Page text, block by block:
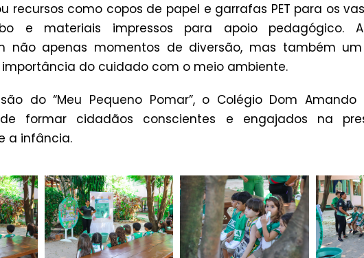
recursos como copos de papel e garrafas PET para os
e materiais impressos para apoio pedagógico.
não apenas momentos de diversão, mas também
importância do cuidado com o meio ambiente.
do “Meu Pequeno Pomar”, o Colégio Dom
de formar cidadãos conscientes e engajados na
a infância.